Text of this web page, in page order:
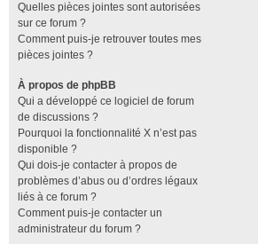
Quelles pièces jointes sont autorisées
sur ce forum ?
Comment puis-je retrouver toutes mes
pièces jointes ?
À propos de phpBB
Qui a développé ce logiciel de forum
de discussions ?
Pourquoi la fonctionnalité X n’est pas
disponible ?
Qui dois-je contacter à propos de
problèmes d’abus ou d’ordres légaux
liés à ce forum ?
Comment puis-je contacter un
administrateur du forum ?